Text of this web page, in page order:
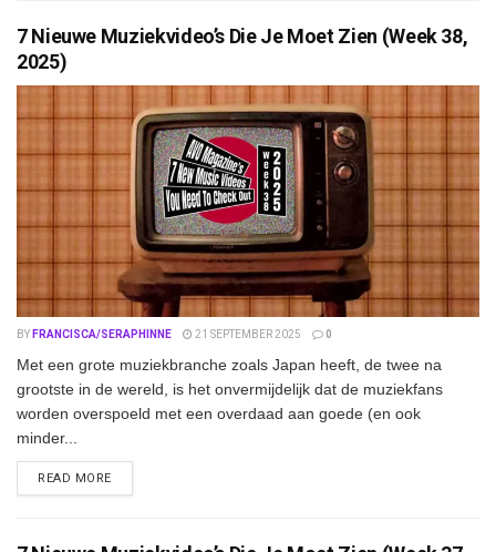
7 Nieuwe Muziekvideo’s Die Je Moet Zien (Week 38,
2025)
BY FRANCISCA/SERAPHINNE 21 SEPTEMBER 2025 0
Met een grote muziekbranche zoals Japan heeft, de twee na
grootste in de wereld, is het onvermijdelijk dat de muziekfans
worden overspoeld met een overdaad aan goede (en ook
minder...
READ MOREDETAILS